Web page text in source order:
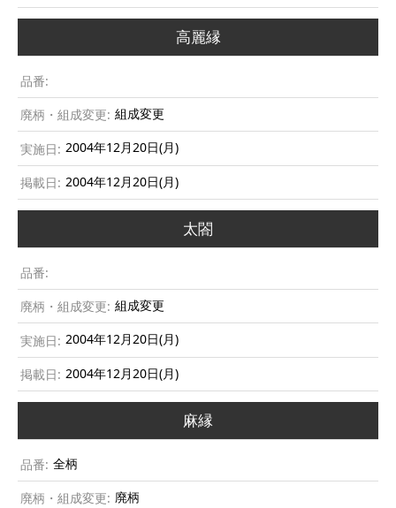
高麗縁
組成変更
2004年12月20日(月)
2004年12月20日(月)
太閤
組成変更
2004年12月20日(月)
2004年12月20日(月)
麻縁
全柄
廃柄